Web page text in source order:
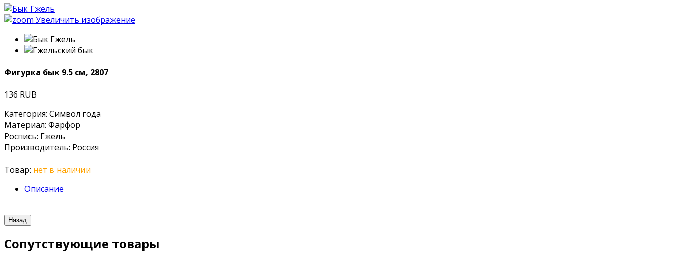
Увеличить изображение
Фигурка бык 9.5 см, 2807
136 RUB
Категория: Символ года
Материал: Фарфор
Роспись: Гжель
Производитель: Россия
Товар: нет в наличии
Описание
Сопутствующие товары